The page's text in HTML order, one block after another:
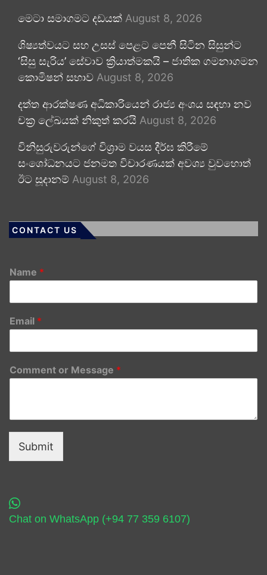
මෙටා සමාගමට දඩයක් August 8, 2026
ශිෂ්‍යත්වයට සහ උසස් පෙළට පෙනී සිටින සිසුන්ට
‘සිසු සැරිය’ සේවාව ක්‍රියාත්මකයි – ජාතික ගමනාගමන
කොමිෂන් සභාව August 8, 2026
දත්ත ආරක්ෂණ අධිකාරියෙන් රාජ්‍ය අංශය සඳහා නව
චක්‍ර ලේඛයක් නිකුත් කරයි August 8, 2026
විනිසුරුවරුන්ගේ විශ්‍රාම වයස දීර්ඝ කිරීමේ
සංශෝධනයට ජනමත විචාරණයක් අවශ්‍ය වුවහොත්
ඊට සූදානම් August 8, 2026
CONTACT US
Name *
Email *
Comment or Message *
Submit
Chat on WhatsApp (+94 77 359 6107)